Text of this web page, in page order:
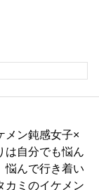
ン鈍感女子×
は自分でも悩ん
悩んで行き着い
カミのイケメン